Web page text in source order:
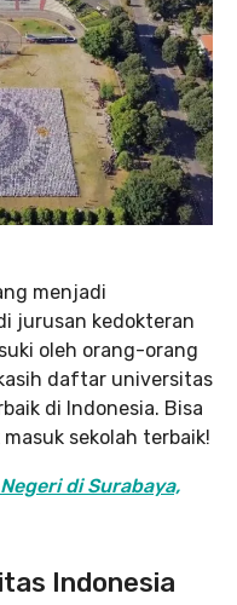
menjadi
jurusan kedokteran
oleh orang-orang
daftar universitas
di Indonesia. Bisa
sekolah terbaik!
di Surabaya,
Indonesia